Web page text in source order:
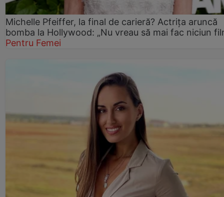
Michelle Pfeiffer, la final de carieră? Actrița aruncă
bomba la Hollywood: „Nu vreau să mai fac niciun
Pentru Femei